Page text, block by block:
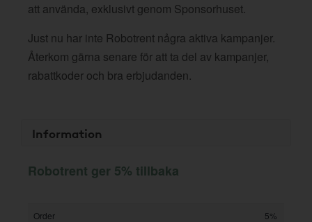
att använda, exklusivt genom Sponsorhuset.
Just nu har inte Robotrent några aktiva kampanjer.
Återkom gärna senare för att ta del av kampanjer,
rabattkoder och bra erbjudanden.
Information
Robotrent ger 5% tillbaka
Order 5%